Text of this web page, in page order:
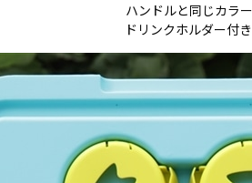
ハンドルと同じカラ
ドリンクホルダー付